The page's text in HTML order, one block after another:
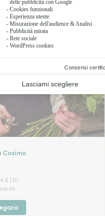
4.8 (31)
45